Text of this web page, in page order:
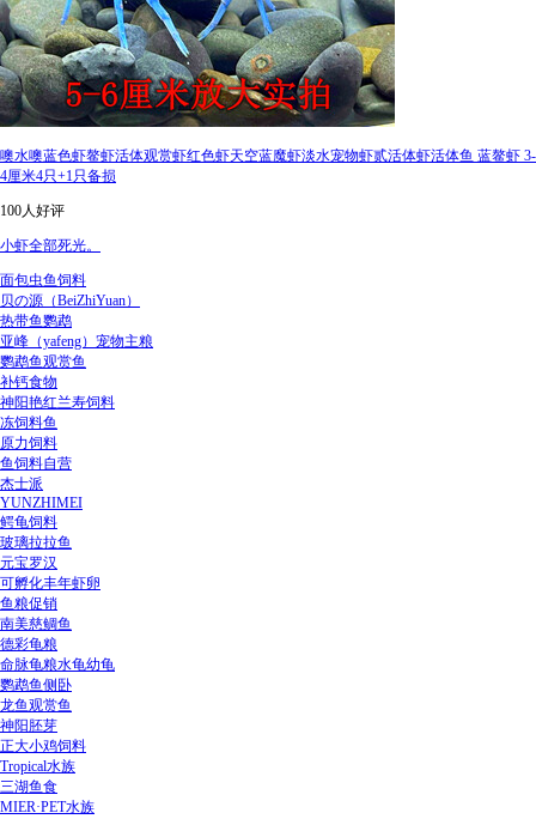
噢水噢蓝色虾鳌虾活体观赏虾红色虾天空蓝魔虾淡水宠物虾贰活体虾活体鱼 蓝鳌虾 3-
4厘米4只+1只备损
100人好评
小虾全部死光。
面包虫鱼饲料
贝の源（BeiZhiYuan）
热带鱼鹦鹉
亚峰（yafeng）宠物主粮
鹦鹉鱼观赏鱼
补钙食物
神阳艳红兰寿饲料
冻饲料鱼
原力饲料
鱼饲料自营
杰士派
YUNZHIMEI
鳄龟饲料
玻璃拉拉鱼
元宝罗汉
可孵化丰年虾卵
鱼粮促销
南美慈鲷鱼
德彩龟粮
命脉龟粮水龟幼龟
鹦鹉鱼侧卧
龙鱼观赏鱼
神阳胚芽
正大小鸡饲料
Tropical水族
三湖鱼食
MIER·PET水族